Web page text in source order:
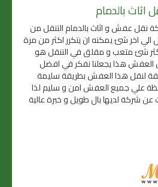
بالدمام
نقل عفش و اثاث بالدمام التنقل من
الي اخر شئ يمكنه ان يتكرر اكثر من مرة
شئ متعب و مقلق في التنقل هو
العفش هذا يجعلنا نفكر في افضل
لنقل هذا العفش بطريقة سليمة
علي جميع العفش امن و سليم لذا
عن شركة لديها بال طويل و خبرة عالية